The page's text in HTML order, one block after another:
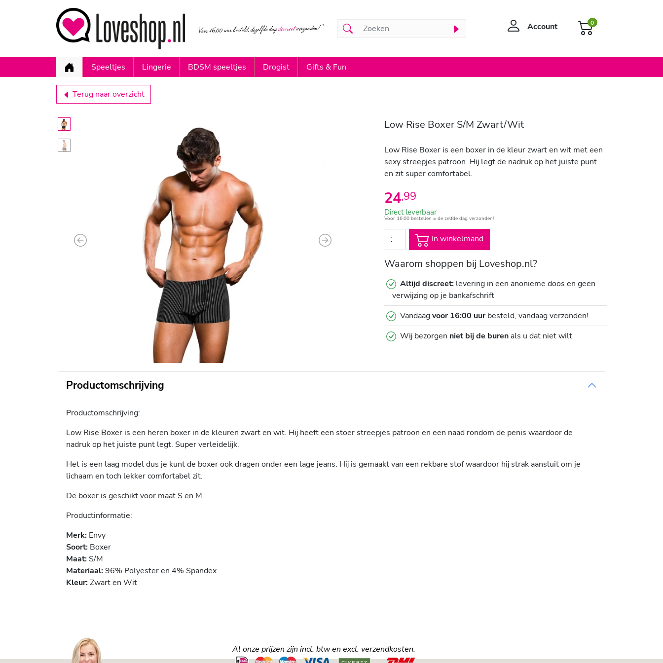
Account 0
Speeltjes Lingerie BDSM speeltjes Drogist Gifts & Fun
Terug naar overzicht
Previous Next
Low Rise Boxer S/M Zwart/Wit
Low Rise Boxer is een boxer in de kleur zwart en wit met een
sexy streepjes patroon. Hij legt de nadruk op het juiste punt
en zit super comfortabel.
24,99
Direct leverbaar
Voor 16:00 bestellen = de zelfde dag verzonden!
In winkelmand
Waarom shoppen bij Loveshop.nl?
Altijd discreet: levering in een anonieme doos en geen
verwijzing op je bankafschrift
Vandaagvoor 16:00 uurbesteld, vandaag verzonden!
Wij bezorgen niet bij de burenals u dat niet wilt
Productomschrijving
Productomschrijving:
Low Rise Boxer is een heren boxer in de kleuren zwart en wit. Hij heeft een stoer streepjes patroon en een naad rondom de penis waardoor de
nadruk op het juiste punt legt. Super verleidelijk.
Het is een laag model dus je kunt de boxer ook dragen onder een lage jeans. Hij is gemaakt van een rekbare stof waardoor hij strak aansluit om je
lichaam en toch lekker comfortabel zit.
De boxer is geschikt voor maat S en M.
Productinformatie:
Merk: Envy
Soort: Boxer
Maat: S/M
Materiaal:96% Polyester en 4% Spandex
Kleur:Zwart en Wit
Al onze prijzen zijn incl. btw en excl. verzendkosten.